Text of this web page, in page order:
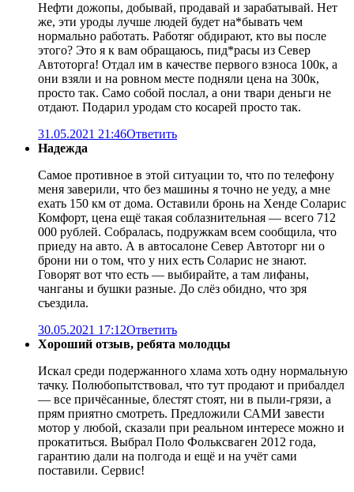
Нефти дожопы, добывай, продавай и зарабатывай. Нет
же, эти уроды лучше людей будет на*бывать чем
нормально работать. Работяг обдирают, кто вы после
этого? Это я к вам обращаюсь, пид*расы из Север
Автоторга! Отдал им в качестве первого взноса 100к, а
они взяли и на ровном месте подняли цена на 300к,
просто так. Само собой послал, а они твари деньги не
отдают. Подарил уродам сто косарей просто так.
31.05.2021 21:46Ответить
Надежда
Самое противное в этой ситуации то, что по телефону
меня заверили, что без машины я точно не уеду, а мне
ехать 150 км от дома. Оставили бронь на Хенде Соларис
Комфорт, цена ещё такая соблазнительная — всего 712
000 рублей. Собралась, подружкам всем сообщила, что
приеду на авто. А в автосалоне Север Автоторг ни о
брони ни о том, что у них есть Соларис не знают.
Говорят вот что есть — выбирайте, а там лифаны,
чанганы и бушки разные. До слёз обидно, что зря
съездила.
30.05.2021 17:12Ответить
Хороший отзыв, ребята молодцы
Искал среди подержанного хлама хоть одну нормальную
тачку. Полюбопытствовал, что тут продают и прибалдел
— все причёсанные, блестят стоят, ни в пыли-грязи, а
прям приятно смотреть. Предложили САМИ завести
мотор у любой, сказали при реальном интересе можно и
прокатиться. Выбрал Поло Фольксваген 2012 года,
гарантию дали на полгода и ещё и на учёт сами
поставили. Сервис!